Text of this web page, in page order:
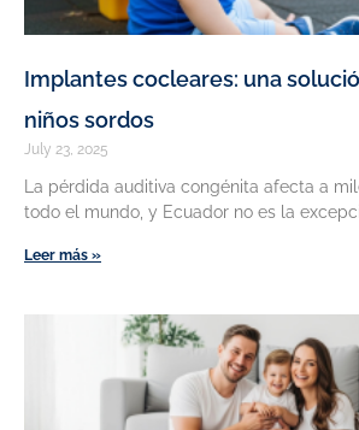
Implantes cocleares: una
niños sordos
July 23, 2025
La pérdida auditiva congénita afecta a
todo el mundo, y Ecuador no es la
Leer más »